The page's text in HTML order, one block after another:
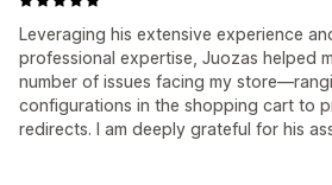
Leveraging his extensive experience
professional expertise, Juozas helped
number of issues facing my
configurations in the shopping cart to
redirects. I am deeply grateful for his